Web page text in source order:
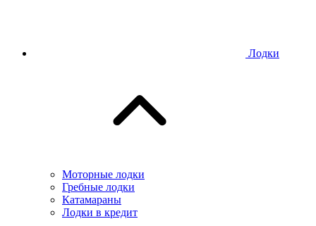
Лодки
Моторные лодки
Гребные лодки
Катамараны
Лодки в кредит